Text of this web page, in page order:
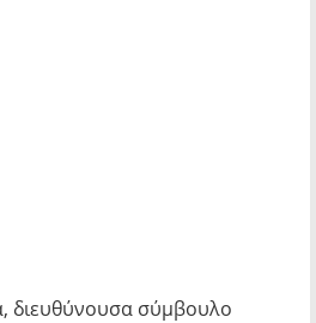
διευθύνουσα σύμβουλο